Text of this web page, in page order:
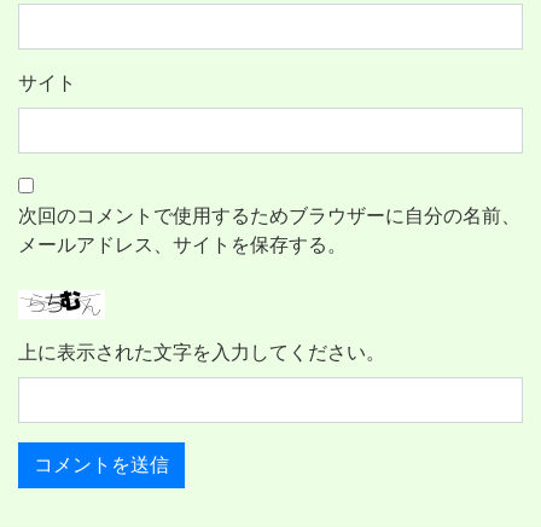
サイト
次回のコメントで使用するためブラウザーに自分の名前、
メールアドレス、サイトを保存する。
上に表示された文字を入力してください。